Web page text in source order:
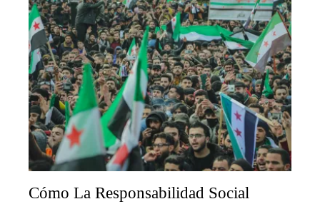
Cómo La Responsabilidad Social